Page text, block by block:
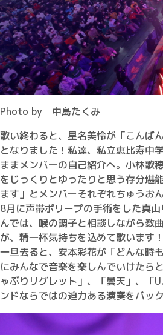
Photo by 中島たくみ
歌い終わると、星名美怜が「こんば
となりました！私達、私立恵比寿中
ままメンバーの自己紹介へ。小林歌
をじっくりとゆったりと思う存分堪
ます」とメンバーそれぞれちゅうお
8月に声帯ポリープの手術をした真
んでは、喉の調子と相談しながら数
が、精一杯気持ちを込めて歌います
一旦去ると、安本彩花が「どんな時
にみんなで音楽を楽しんでいけたら
ゃぶりリグレット」、「曇天」、「
ンドならではの迫力ある演奏をバッ